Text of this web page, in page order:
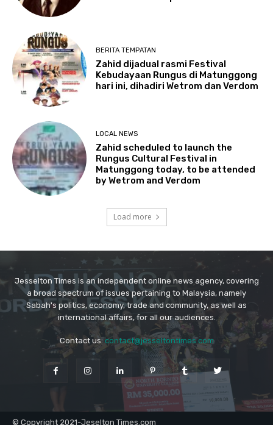
Jesselton Times is an independent online news agency, covering
a broad spectrum of issues pertaining to Malaysia, namely
Sabah's politics, economy, trade and community, as well as
international affairs, for all our audiences.
Contact us:contact@jesseltontimes.com
© Copyright 2021-Jeselton Times.com